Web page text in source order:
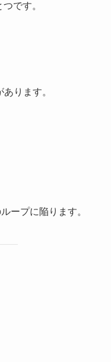
です。
あります。
ープに陥ります。